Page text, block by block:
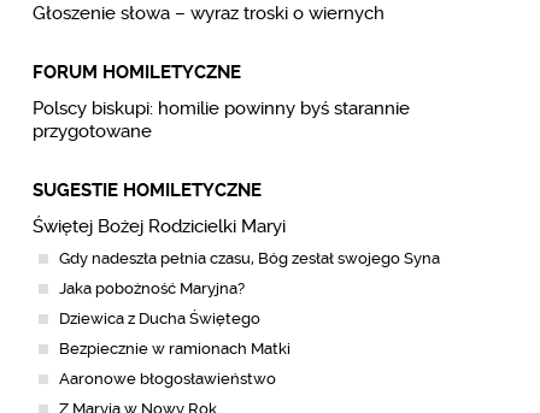
Głoszenie słowa – wyraz troski o wiernych
FORUM HOMILETYCZNE
Polscy biskupi: homilie powinny byś starannie
przygotowane
SUGESTIE HOMILETYCZNE
Świętej Bożej Rodzicielki Maryi
Gdy nadeszła pełnia czasu, Bóg zesłał swojego Syna
Jaka pobożność Maryjna?
Dziewica z Ducha Świętego
Bezpiecznie w ramionach Matki
Aaronowe błogosławieństwo
Z Maryją w Nowy Rok